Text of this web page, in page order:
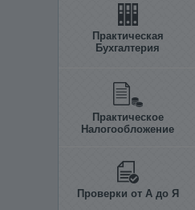
Практическая
Бухгалтерия
Практическое
Налогообложение
Проверки от А до Я